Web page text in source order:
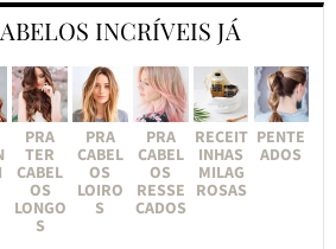
INCRÍVEIS JÁ
PRA
TER
CABEL
OS
LONGO
S
PRA
CABEL
OS
LOIRO
S
PRA
CABEL
OS
RESSE
CADOS
RECEIT
INHAS
MILAG
ROSAS
PENTE
ADOS